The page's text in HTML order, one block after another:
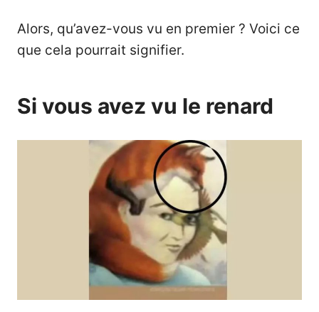
Alors, qu’avez-vous vu en premier ? Voici ce
que cela pourrait signifier.
Si vous avez vu le renard